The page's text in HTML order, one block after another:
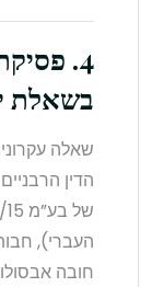
4.
בשאלת
שאלה
הדין
חובה